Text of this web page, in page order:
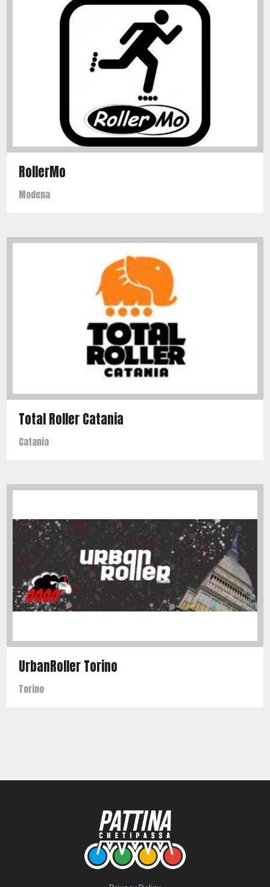
RollerMo
Modena
Total Roller Catania
Catania
UrbanRoller Torino
Torino